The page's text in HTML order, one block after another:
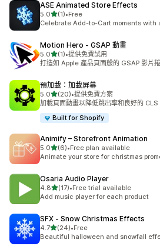
ASE Animated Store Effects
5.0滿分 5 顆星
(1)
共有 1 則評價
•Free
Celebrate Add-to-Cart moments
Motion Hero ‑ GSAP 動畫
5.0滿分 5 顆星
(1)
共有 1 則評價
•提供免費試用
打造如 Apple 產品頁面般的 GSAP 影片
預加載：加載屏幕
5.0滿分 5 顆星
(20)
共有 20 則評價
•提供免費方案
加載頁面動畫以降低跳出率和良好的 CLS
Built for Shopify
Animify – Storefront Animation
5.0滿分 5 顆星
(6)
共有 6 則評價
•Free plan available
Animate your store for christmas
Osaria Audio Player
4.8滿分 5 顆星
(17)
共有 17 則評價
•Free trial available
Add music player for each product
SFX ‑ Snow Christmas Effects
4.7滿分 5 顆星
(24)
共有 24 則評價
•Free
Beautiful halloween and snowfall